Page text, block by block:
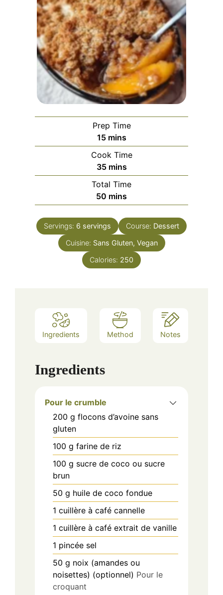
Prep Time
15minutes
mins
Cook Time
35minutes
mins
Total Time
50 minutes
mins
Servings: 6 servings Course: Dessert
Cuisine: Sans Gluten, Vegan
Calories: 250
Ingredients Method Notes
Ingredients
Pour le crumble
200 g flocons d’avoine sans
gluten
100 g farine de riz
100 g sucre de coco ou sucre
brun
50 g huile de coco fondue
1 cuillère à café cannelle
1 cuillère à café extrait de vanille
1 pincée sel
50 g noix (amandes ou
noisettes) (optionnel) Pour le
croquant